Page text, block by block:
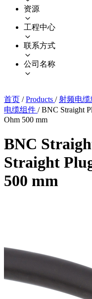
资源
工程中心
联系方式
公司名称
首页 / Products / 射频电
电缆组件 / BNC Straight
Ohm 500 mm
BNC
Straight
500 mm